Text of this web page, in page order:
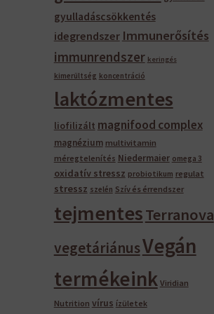
gyulladáscsökkentés
idegrendszer Immunerősítés
immunrendszer keringés
kimerültség koncentráció
laktózmentes
liofilizált magnifood complex
magnézium multivitamin
méregtelenítés Niedermaier omega 3
oxidatív stressz probiotikum regulat
stressz szelén Szív és érrendszer
tejmentesTerranova
vegetáriánusVegán
termékeink Viridian
Nutrition vírus ízületek